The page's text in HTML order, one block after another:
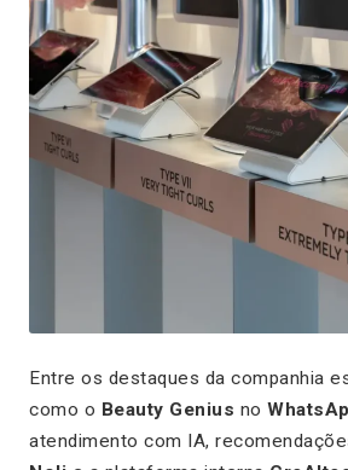
Entre os destaques da companhia
como o Beauty Genius no
atendimento com IA,